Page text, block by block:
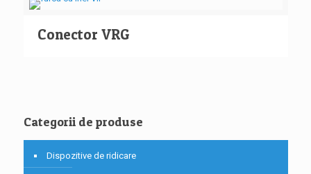
Conector VRG
Categorii de produse
Dispozitive de ridicare